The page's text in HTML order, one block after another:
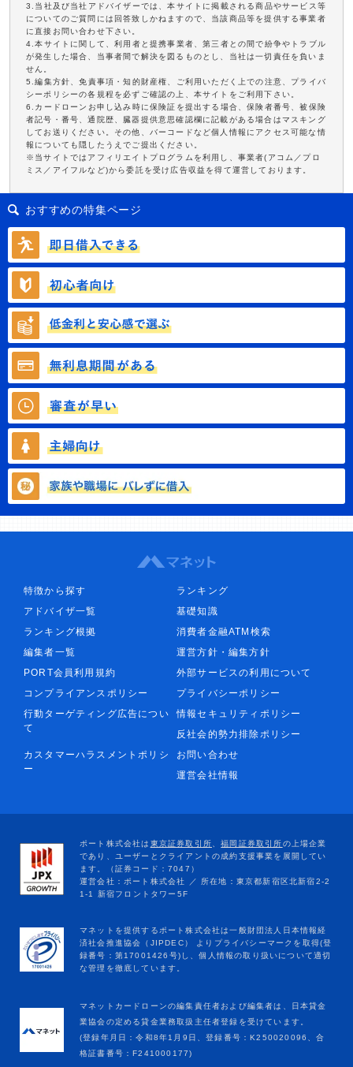
3.当社及び当社アドバイザーでは、本サイトに掲載される商品やサービス等
についてのご質問には回答致しかねますので、当該商品等を提供する事業者
に直接お問い合わせ下さい。
4.本サイトに関して、利用者と提携事業者、第三者との間で紛争やトラブル
が発生した場合、当事者間で解決を図るものとし、当社は一切責任を負いま
せん。
5.編集方針、免責事項・知的財産権、ご利用いただく上での注意、プライバ
シーポリシーの各規程を必ずご確認の上、本サイトをご利用下さい。
6.カードローンお申し込み時に保険証を提出する場合、保険者番号、被保険
者記号・番号、通院歴、臓器提供意思確認欄に記載がある場合はマスキング
してお送りください。その他、バーコードなど個人情報にアクセス可能な情
報についても隠したうえでご提出ください。
※当サイトではアフィリエイトプログラムを利用し、事業者(アコム／プロ
ミス／アイフルなど)から委託を受け広告収益を得て運営しております。
おすすめの特集ページ
特徴から探す
ランキング
アドバイザ一覧
基礎知識
ランキング根拠
消費者金融ATM検索
編集者一覧
運営方針・編集方針
PORT会員利用規約
外部サービスの利用について
コンプライアンスポリシー
プライバシーポリシー
行動ターゲティング広告につい
て
情報セキュリティポリシー
反社会的勢力排除ポリシー
カスタマーハラスメントポリシ
ー
お問い合わせ
運営会社情報
マネットカードローンの編集責任者および編集者は、日本貸金
業協会の定める貸金業務取扱主任者登録を受けています。
(登録年月日：令和8年1月9日、登録番号：K250020096、合
格証書番号：F241000177)